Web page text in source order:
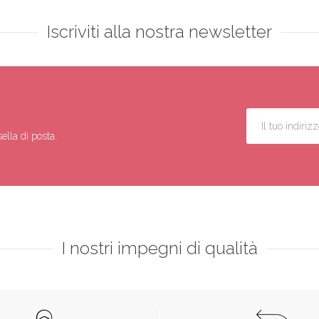
Iscriviti alla nostra newsletter
di posta.
I nostri impegni di qualità